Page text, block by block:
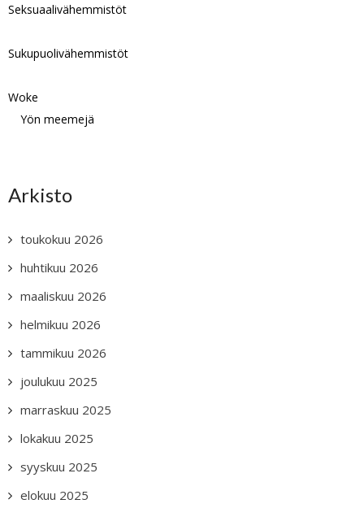
Seksuaalivähemmistöt
Sukupuolivähemmistöt
Woke
Yön meemejä
Arkisto
toukokuu 2026
huhtikuu 2026
maaliskuu 2026
helmikuu 2026
tammikuu 2026
joulukuu 2025
marraskuu 2025
lokakuu 2025
syyskuu 2025
elokuu 2025